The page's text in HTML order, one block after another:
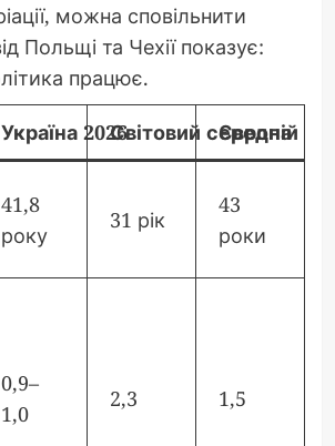
можна сповільнити
Польщі та Чехії показує:
працює.
Україна 2026Світовий середній
Європа
41,8
року
31 рік
43
роки
0,9–
1,0
2,3 1,5